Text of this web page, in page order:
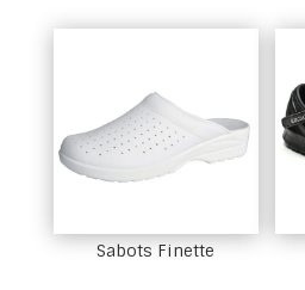
Sabots Finette